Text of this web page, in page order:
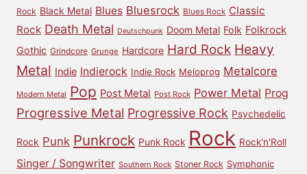
Rock Black Metal Blues Bluesrock Blues Rock Classic
Rock Death Metal Deutschpunk Doom Metal Folk Folkrock
Gothic Grindcore Grunge Hardcore Hard Rock Heavy
Metal Indie Indierock Indie Rock Meloprog Metalcore
Modern Metal Pop Post Metal Post Rock Power Metal Prog
Progressive Metal Progressive Rock Psychedelic
Rock Punk Punkrock Punk Rock Rock Rock'n'Roll
Singer / Songwriter Southern Rock Stoner Rock Symphonic